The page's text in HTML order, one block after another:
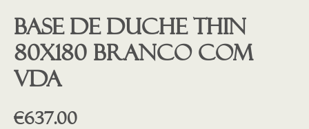
Base de duche THIN
80X180 BRANCO COM
VDA
€637.00